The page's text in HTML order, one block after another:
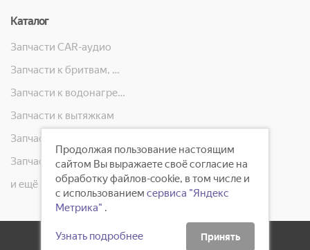
Каталог
Запчасти CAR-аудио
Запчасти к бритвам, машинкам для стрижки, фенам, эпиляторам, зубным щёткам
Запчасти к водонагревателям
Запчасти к вытяжкам
Запчасти к масляным радиаторам, вентиляторам, увлажнителям воздуха и теплотехнике
и ещё 23 категорий
2008 - 2026 © ГлавБытСервис
Продолжая пользование настоящим
сайтом Вы выражаете своё согласие на
обработку файлов-cookie, в том числе и
с использованием сервиса "Яндекс
Метрика" .
Узнать подробнее Принять